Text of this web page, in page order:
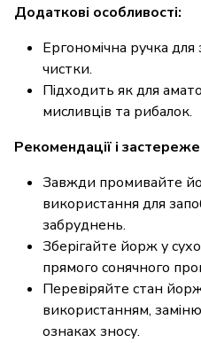
Додаткові особливості:
Ергономічна ручка
чистки.
Підходить як для
мисливців та рибалок.
Рекомендації і
Завжди промивайте
використання для
забруднень.
Зберігайте йорж у
прямого сонячного
Перевіряйте стан
використанням,
ознаках зносу.